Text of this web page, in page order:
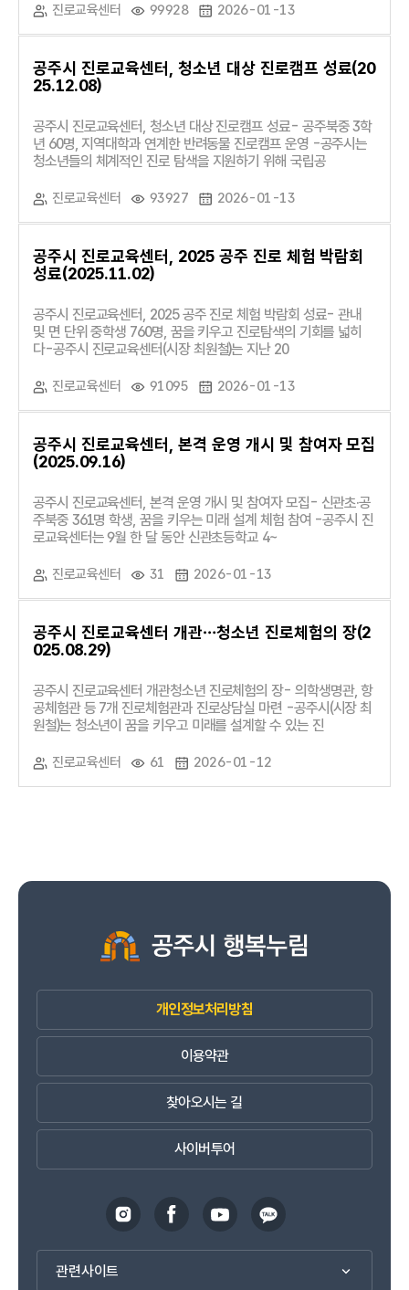
진로교육센터 99928 2026-01-13
공주시 진로교육센터, 청소년 대상 진로캠프 성료(20
25.12.08)
공주시 진로교육센터, 청소년 대상 진로캠프 성료- 공주북중 3학
년 60명, 지역대학과 연계한 반려동물 진로캠프 운영 -공주시는
청소년들의 체계적인 진로 탐색을 지원하기 위해 국립공
진로교육센터 93927 2026-01-13
공주시 진로교육센터, 2025 공주 진로 체험 박람회
성료(2025.11.02)
공주시 진로교육센터, 2025 공주 진로 체험 박람회 성료- 관내
및 면 단위 중학생 760명, 꿈을 키우고 진로탐색의 기회를 넓히
다-공주시 진로교육센터(시장 최원철)는 지난 20
진로교육센터 91095 2026-01-13
공주시 진로교육센터, 본격 운영 개시 및 참여자 모집
(2025.09.16)
공주시 진로교육센터, 본격 운영 개시 및 참여자 모집- 신관초·공
주북중 361명 학생, 꿈을 키우는 미래 설계 체험 참여 -공주시 진
로교육센터는 9월 한 달 동안 신관초등학교 4~
진로교육센터 31 2026-01-13
공주시 진로교육센터 개관…청소년 진로체험의 장(2
025.08.29)
공주시 진로교육센터 개관청소년 진로체험의 장- 의학생명관, 항
공체험관 등 7개 진로체험관과 진로상담실 마련 -공주시(시장 최
원철)는 청소년이 꿈을 키우고 미래를 설계할 수 있는 진
진로교육센터 61 2026-01-12
개인정보처리방침
이용약관
찾아오시는 길
사이버투어
관련사이트